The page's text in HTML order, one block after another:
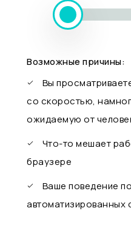
Возможные причины:
Вы
со скоростью,
ожидаемую от
Что-то мешает
браузере
Ваше поведение
автоматизированных